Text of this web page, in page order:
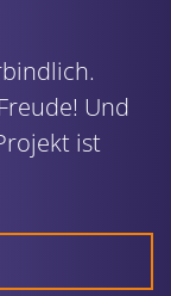
Und
ist